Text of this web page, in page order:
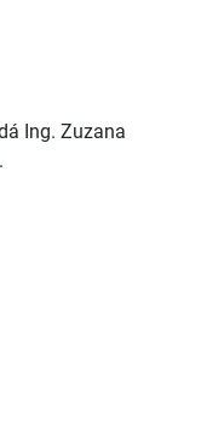
Ing. Zuzana